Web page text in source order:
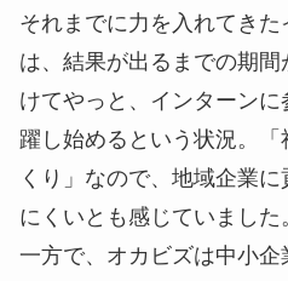
それまでに力を入れてき
は、結果が出るまでの期
けてやっと、インターン
躍し始めるという状況。
くり」なので、地域企業
にくいとも感じていました
一方で、オカビズは中小